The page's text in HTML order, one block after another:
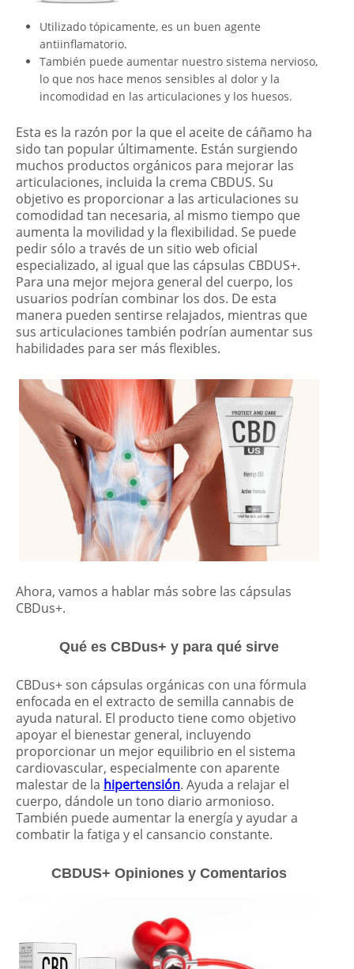
Utilizado tópicamente, es un buen agente
antiinflamatorio.
También puede aumentar nuestro sistema nervioso,
lo que nos hace menos sensibles al dolor y la
incomodidad en las articulaciones y los huesos.
Esta es la razón por la que el aceite de cáñamo ha
sido tan popular últimamente. Están surgiendo
muchos productos orgánicos para mejorar las
articulaciones, incluida la crema CBDUS. Su
objetivo es proporcionar a las articulaciones su
comodidad tan necesaria, al mismo tiempo que
aumenta la movilidad y la flexibilidad. Se puede
pedir sólo a través de un sitio web oficial
especializado, al igual que las cápsulas CBDUS+.
Para una mejor mejora general del cuerpo, los
usuarios podrían combinar los dos. De esta
manera pueden sentirse relajados, mientras que
sus articulaciones también podrían aumentar sus
habilidades para ser más flexibles.
Ahora, vamos a hablar más sobre las cápsulas
CBDus+.
Qué es CBDus+ y para qué sirve
CBDus+ son cápsulas orgánicas con una fórmula
enfocada en el extracto de semilla cannabis de
ayuda natural. El producto tiene como objetivo
apoyar el bienestar general, incluyendo
proporcionar un mejor equilibrio en el sistema
cardiovascular, especialmente con aparente
malestar de la hipertensión. Ayuda a relajar el
cuerpo, dándole un tono diario armonioso.
También puede aumentar la energía y ayudar a
combatir la fatiga y el cansancio constante.
CBDUS+ Opiniones y Comentarios